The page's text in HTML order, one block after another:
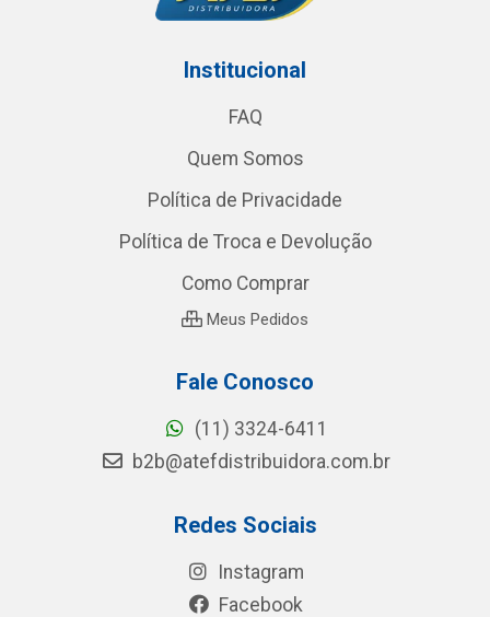
Institucional
FAQ
Quem Somos
Política de Privacidade
Política de Troca e Devolução
Como Comprar
Meus Pedidos
Fale Conosco
(11) 3324-6411
b2b@atefdistribuidora.com.br
Redes Sociais
Instagram
Facebook